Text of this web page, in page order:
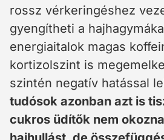
rossz vérkeringéshez
gyengítheti a
energiaitalok magas
kortizolszint is
szintén negatív hatással
tudósok azonban azt is
cukros üdítők nem